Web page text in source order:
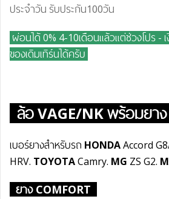
ประจำวัน รับประกัน100วัน
ผ่อนได้ 0% 4-10เดือนแล้วแต่ช่วงโปร -
ของเดิมเทิร์นได้ครับ
ล้อVAGE/NKพร้อมยาง
เบอร์ยางสำหรับรถ HONDAAccord
HRV. TOYOTACamry. MG ZS G2.
ยาง COMFORT